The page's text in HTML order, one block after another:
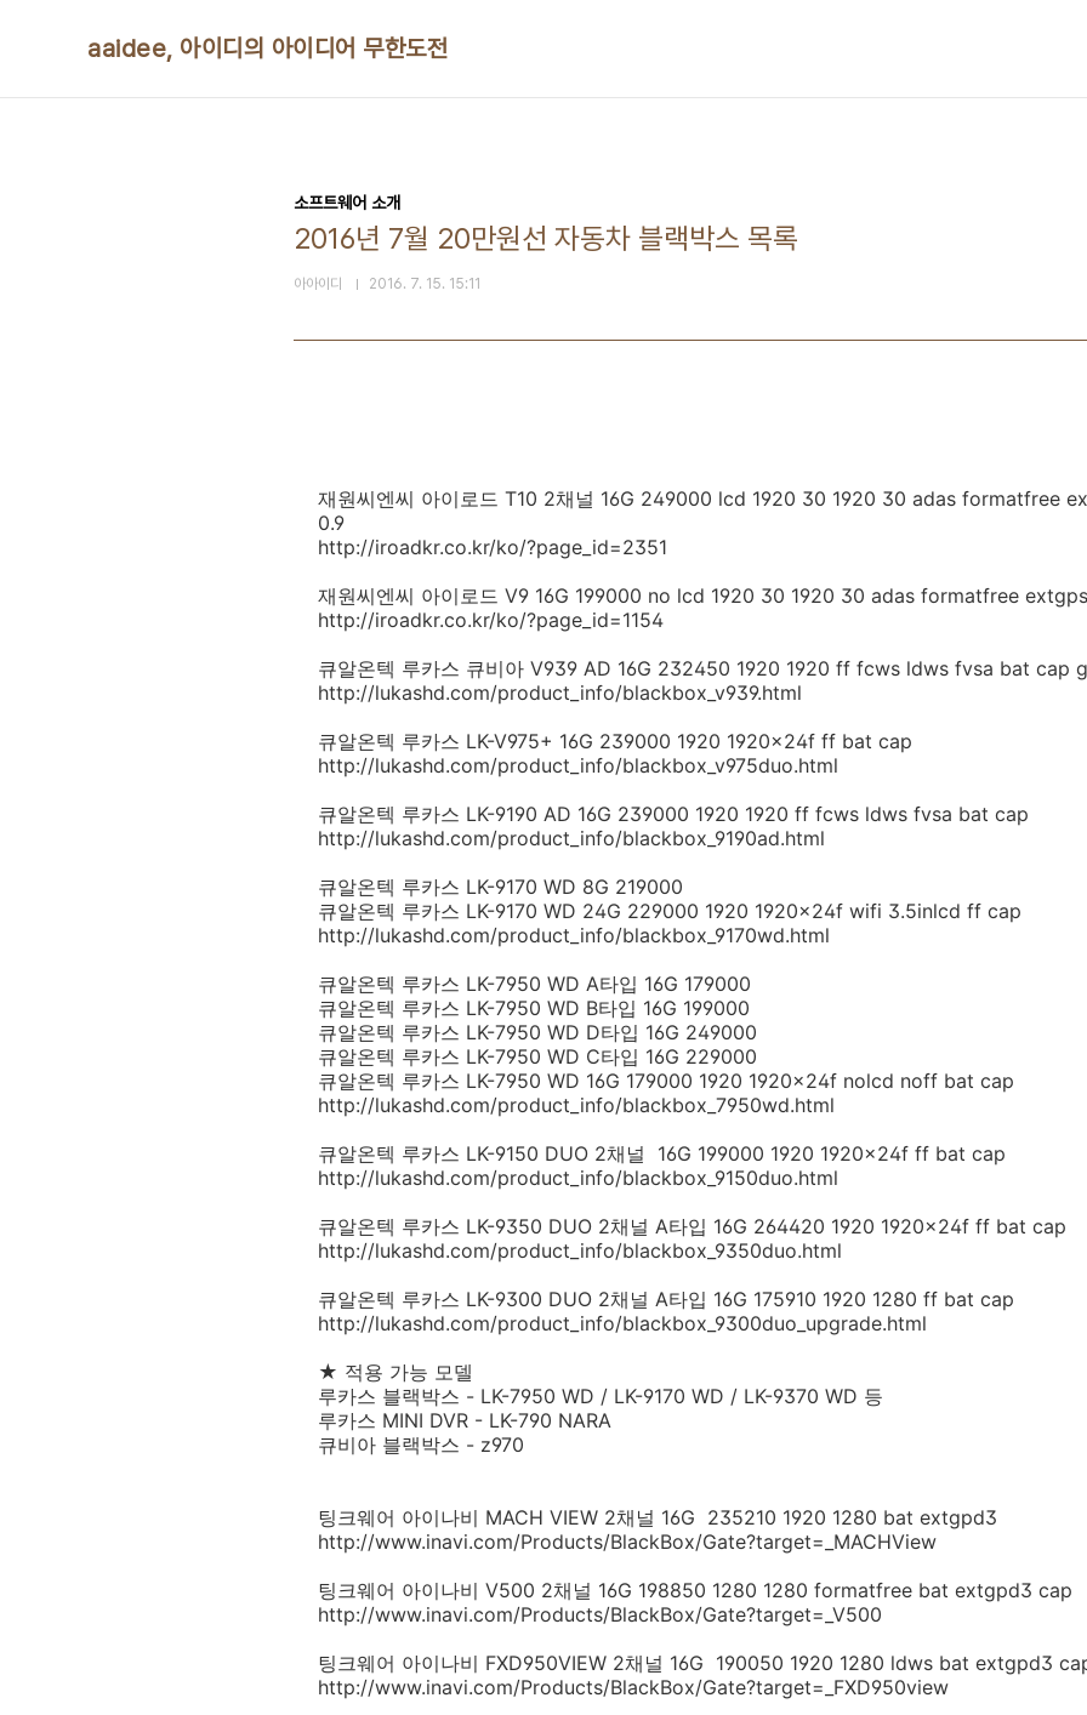
aaidee, 아이디의 아이디어 무한도전
소프트웨어 소개
2016년 7월 20만원선 자동차 블랙박스 목록
아아이디 2016. 7. 15. 15:11
재원씨엔씨 아이로드 T10 2채널 16G 249000 lcd 1920 30 1920 30 adas formatfree
0.9
http://iroadkr.co.kr/ko/?page_id=2351
재원씨엔씨 아이로드 V9 16G 199000 no lcd 1920 30 1920 30 adas formatfree
http://iroadkr.co.kr/ko/?page_id=1154
큐알온텍 루카스 큐비아 V939 AD 16G 232450 1920 1920 ff fcws ldws fvsa bat cap
http://lukashd.com/product_info/blackbox_v939.html
큐알온텍 루카스 LK-V975+ 16G 239000 1920 1920x24f ff bat cap
http://lukashd.com/product_info/blackbox_v975duo.html
큐알온텍 루카스 LK-9190 AD 16G 239000 1920 1920 ff fcws ldws fvsa bat cap
http://lukashd.com/product_info/blackbox_9190ad.html
큐알온텍 루카스 LK-9170 WD 8G 219000
큐알온텍 루카스 LK-9170 WD 24G 229000 1920 1920x24f wifi 3.5inlcd ff cap
http://lukashd.com/product_info/blackbox_9170wd.html
큐알온텍 루카스 LK-7950 WD A타입 16G 179000
큐알온텍 루카스 LK-7950 WD B타입 16G 199000
큐알온텍 루카스 LK-7950 WD D타입 16G 249000
큐알온텍 루카스 LK-7950 WD C타입 16G 229000
큐알온텍 루카스 LK-7950 WD 16G 179000 1920 1920x24f nolcd noff bat cap
http://lukashd.com/product_info/blackbox_7950wd.html
큐알온텍 루카스 LK-9150 DUO 2채널 16G 199000 1920 1920x24f ff bat cap
http://lukashd.com/product_info/blackbox_9150duo.html
큐알온텍 루카스 LK-9350 DUO 2채널 A타입 16G 264420 1920 1920x24f ff bat cap
http://lukashd.com/product_info/blackbox_9350duo.html
큐알온텍 루카스 LK-9300 DUO 2채널 A타입 16G 175910 1920 1280 ff bat cap
http://lukashd.com/product_info/blackbox_9300duo_upgrade.html
★ 적용 가능 모델
루카스 블랙박스 - LK-7950 WD / LK-9170 WD / LK-9370 WD 등
루카스 MINI DVR - LK-790 NARA
큐비아 블랙박스 - z970
팅크웨어 아이나비 MACH VIEW 2채널 16G 235210 1920 1280 bat extgpd3
http://www.inavi.com/Products/BlackBox/Gate?target=_MACHView
팅크웨어 아이나비 V500 2채널 16G 198850 1280 1280 formatfree bat extgpd3 cap
http://www.inavi.com/Products/BlackBox/Gate?target=_V500
팅크웨어 아이나비 FXD950VIEW 2채널 16G 190050 1920 1280 ldws bat extgpd3
http://www.inavi.com/Products/BlackBox/Gate?target=_FXD950view